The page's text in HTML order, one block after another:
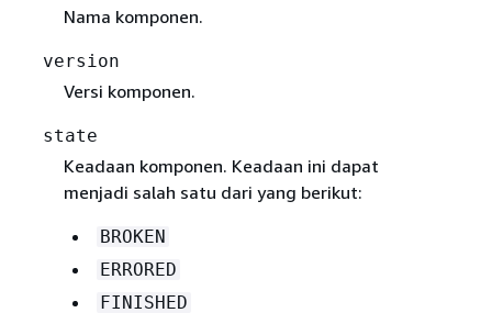
Nama komponen.
version
Versi komponen.
state
Keadaan komponen. Keadaan ini dapat
menjadi salah satu dari yang berikut:
BROKEN
ERRORED
FINISHED